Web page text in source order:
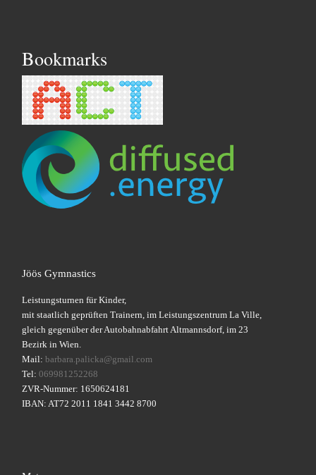
Bookmarks
Jöös Gymnastics
Leistungsturnen für Kinder,
mit staatlich geprüften Trainern, im Leistungszentrum La Ville,
gleich gegenüber der Autobahnabfahrt Altmannsdorf, im 23
Bezirk in Wien.
Mail: barbara.palicka@gmail.com
Tel: 069981252268
ZVR-Nummer: 1650624181
IBAN: AT72 2011 1841 3442 8700